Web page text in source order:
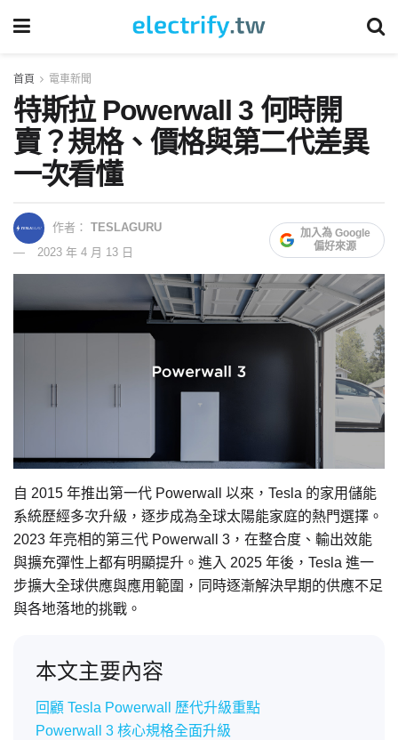
首頁 電車新聞
特斯拉 Powerwall 3 何時開
賣？規格、價格與第二代差異
一次看懂
作者： TESLAGURU
2023 年 4 月 13 日
加入為 Google
偏好來源
自 2015 年推出第一代 Powerwall 以來，Tesla 的家用儲能
系統歷經多次升級，逐步成為全球太陽能家庭的熱門選擇。
2023 年亮相的第三代 Powerwall 3，在整合度、輸出效能
與擴充彈性上都有明顯提升。進入 2025 年後，Tesla 進一
步擴大全球供應與應用範圍，同時逐漸解決早期的供應不足
與各地落地的挑戰。
本文主要內容
回顧 Tesla Powerwall 歷代升級重點
Powerwall 3 核心規格全面升級